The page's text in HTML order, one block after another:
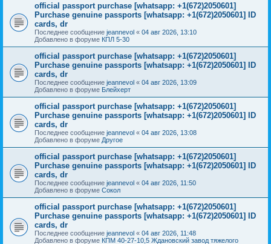
official passport purchase [whatsapp: +1(672)2050601]
Purchase genuine passports [whatsapp: +1(672)2050601] ID
cards, dr
Последнее сообщение jeannevol « 04 авг 2026, 13:10
Добавлено в форуме КПЛ 5-30
official passport purchase [whatsapp: +1(672)2050601]
Purchase genuine passports [whatsapp: +1(672)2050601] ID
cards, dr
Последнее сообщение jeannevol « 04 авг 2026, 13:09
Добавлено в форуме Блейхерт
official passport purchase [whatsapp: +1(672)2050601]
Purchase genuine passports [whatsapp: +1(672)2050601] ID
cards, dr
Последнее сообщение jeannevol « 04 авг 2026, 13:08
Добавлено в форуме Другое
official passport purchase [whatsapp: +1(672)2050601]
Purchase genuine passports [whatsapp: +1(672)2050601] ID
cards, dr
Последнее сообщение jeannevol « 04 авг 2026, 11:50
Добавлено в форуме Сокол
official passport purchase [whatsapp: +1(672)2050601]
Purchase genuine passports [whatsapp: +1(672)2050601] ID
cards, dr
Последнее сообщение jeannevol « 04 авг 2026, 11:48
Добавлено в форуме КПМ 40-27-10,5 Ждановский завод тяжелого